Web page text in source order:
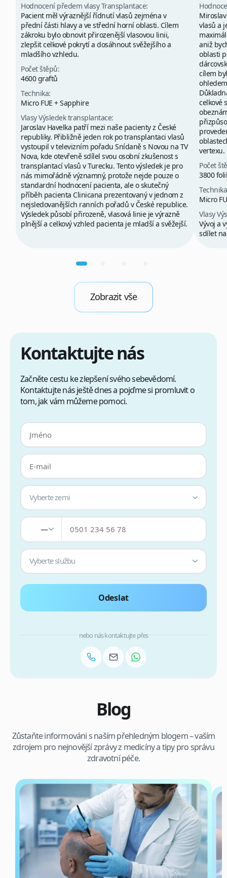
Hodnocení předem vlasy Transplantace:
Pacient měl výraznější řídnutí vlasů zejména v
přední části hlavy a ve střední horní oblasti. Cílem
zákroku bylo obnovit přirozenější vlasovou linii,
zlepšit celkové pokrytí a dosáhnout svěžejšího a
mladšího vzhledu.
Počet štěpů:
4600 graftů
Technika:
Micro FUE + Sapphire
Vlasy Výsledek transplantace:
Jaroslav Havelka patří mezi naše pacienty z České
republiky. Přibližně jeden rok po transplantaci vlasů
vystoupil v televizním pořadu Snídaně s Novou na TV
Nova, kde otevřeně sdílel svou osobní zkušenost s
transplantací vlasů v Turecku. Tento výsledek je pro
nás mimořádně významný, protože nejde pouze o
standardní hodnocení pacienta, ale o skutečný
příběh pacienta Clinicana prezentovaný v jednom z
nejsledovanějších ranních pořadů v České republice.
Výsledek působí přirozeně, vlasová linie je výrazně
plnější a celkový vzhled pacienta je mladší a svěžejší.
vlasů a
aniž
oblasti
cílem
celkové
vertexu.
Počet
3800
Micro
Vlasy
Vývoj a
sdílet
Zobrazit vše
Kontaktujte nás
Začněte cestu ke zlepšení svého sebevědomí.
Kontaktujte nás ještě dnes a pojďme si promluvit o
tom, jak vám můžeme pomoci.
Vyberte zemi
—
Vyberte službu
Odeslat
nebo nás kontaktujte přes
Blog
Zůstaňte informováni s naším přehledným blogem – vaším
zdrojem pro nejnovější zprávy z medicíny a tipy pro správu
zdravotní péče.